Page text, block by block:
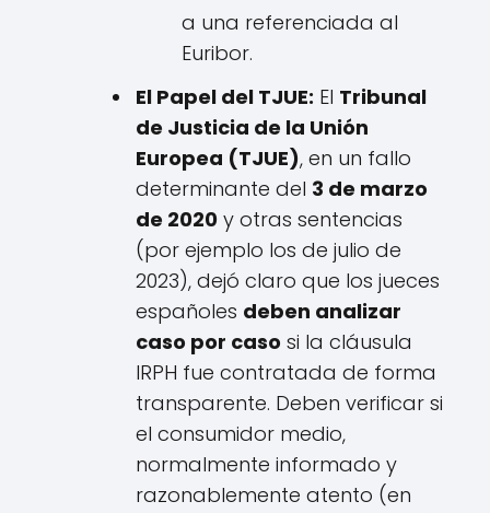
a una referenciada al
Euribor.
El Papel del TJUE: El Tribunal
de Justicia de la Unión
Europea (TJUE), en un fallo
determinante del 3 de marzo
de 2020 y otras sentencias
(por ejemplo los de julio de
2023), dejó claro que los jueces
españoles deben analizar
caso por caso si la cláusula
IRPH fue contratada de forma
transparente. Deben verificar si
el consumidor medio,
normalmente informado y
razonablemente atento (en